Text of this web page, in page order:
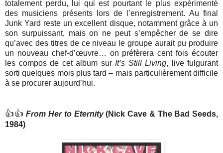
totalement perdu, lui qui est pourtant le plus expérimenté
des musiciens présents lors de l’enregistrement. Au final
Junk Yard reste un excellent disque, notamment grâce à un
son surpuissant, mais on ne peut s’empêcher de se dire
qu’avec des titres de ce niveau le groupe aurait pu produire
un nouveau chef-d’œuvre… on préfèrera cent fois écouter
les compos de cet album sur It’s Still Living, live fulgurant
sorti quelques mois plus tard – mais particulièrement difficile
à se procurer aujourd’hui.
👍👍 From Her to Eternity(Nick Cave & The Bad Seeds,
1984)